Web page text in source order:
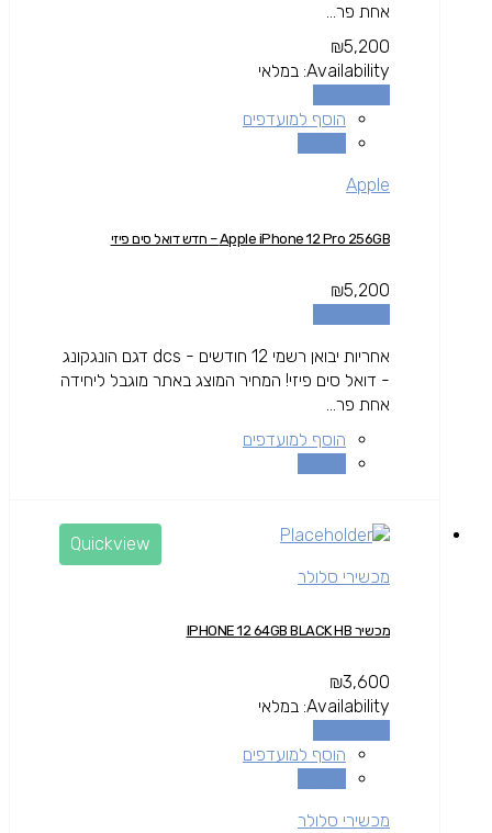
אחת פר...
₪5,200
Availability: במלאי
הוסף למועדפים
Apple
Apple iPhone 12 Pro 256GB – חדש דואל סים פיזי
₪5,200
אחריות יבואן רשמי 12 חודשים - dcs דגם הונגקונג
- דואל סים פיזי! המחיר המוצג באתר מוגבל ליחידה
אחת פר...
הוסף למועדפים
Quickview
מכשירי סלולר
מכשיר IPHONE 12 64GB BLACK HB
₪3,600
Availability: במלאי
הוסף למועדפים
מכשירי סלולר